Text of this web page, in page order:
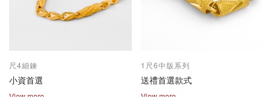
尺4細鍊
小資首選
View more
1尺6中版系列
送禮首選款式
View more